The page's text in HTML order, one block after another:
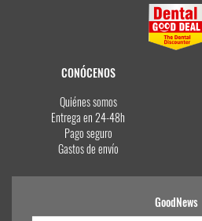
CONÓCENOS
Quiénes somos
Entrega en 24-48h
Pago seguro
Gastos de envío
GoodNews